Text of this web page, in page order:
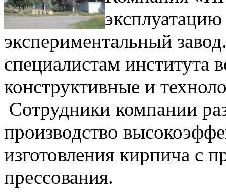
экспериментальный
специалистам института
конструктивные и
Сотрудники компании
производство
изготовления кирпича с
прессования.